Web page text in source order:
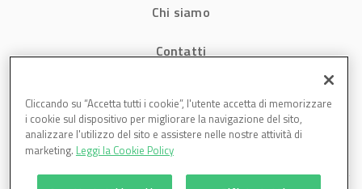
Chi siamo
Contatti
Cookies
Cliccando su “Accetta tutti i cookie”, l'utente accetta di memorizzare
i cookie sul dispositivo per migliorare la navigazione del sito,
analizzare l'utilizzo del sito e assistere nelle nostre attività di
marketing. Leggi la Cookie Policy